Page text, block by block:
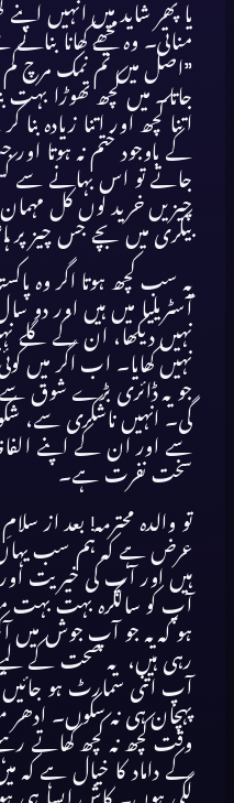
یا پھر شاید میں انہیں
مناتی۔ وہ مجھے کھانا
”اصل میں تم نمک مرچ کم
جاتا۔ میں کچھ تھوڑا بہت
اتنا کچھ اور اتنا زیادہ بنا
کے باوجود ختم نہ ہوتا
جاتے تو اس بہانے سے
چیزیں خرید لوں کل
بیکری میں بچے جس چیز پر
یہ سب کچھ ہوتا اگر وہ
آسٹریلیا میں ہیں اور دو
نہیں دیکھا، ان کے گلے
نہیں کھایا۔ اب اگر میں
جو یہ ڈائری بڑے شوق سے
گی۔ انہیں ناشکری سے،
سے اور ان کے اپنے
سخت نفرت ہے۔
تو والدہ محترمہ! بعد از
عرض ہے کہ ہم سب
ہیں اور آپ کی خیریت
آپ کو سالگرہ بہت بہت
ہو کہ یہ جو آپ جوش میں
رہی ہیں، یہ صحت کے لیے
آپ اتنی سمارٹ ہو جائیں
پہچان ہی نہ سکوں۔ ادھر
وقت کچھ نہ کچھ کھاتے
کے داماد کا خیال ہے کہ